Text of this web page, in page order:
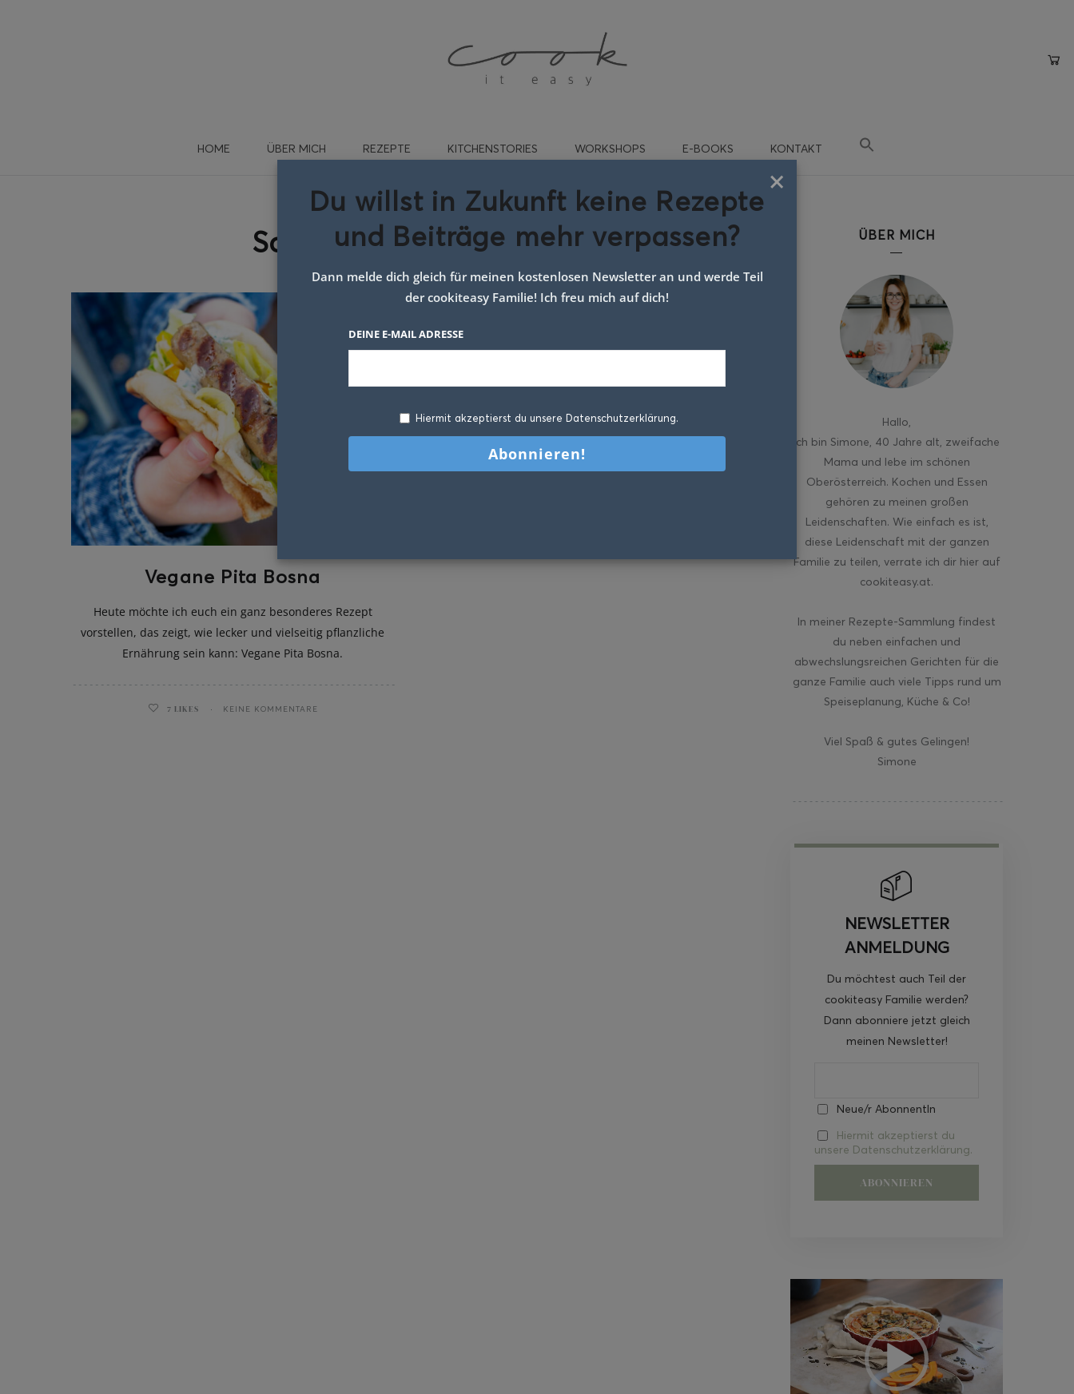
HOME ÜBER MICH REZEPTE KITCHENSTORIES WORKSHOPS E-BOOKS KONTAKT
Schlagwort:Grill vegan
Vegane Pita Bosna
Heute möchte ich euch ein ganz besonderes Rezept
vorstellen, das zeigt, wie lecker und vielseitig pflanzliche
Ernährung sein kann: Vegane Pita Bosna.
7 LIKES KEINE KOMMENTARE
ÜBER MICH
Hallo
ich bin Simone, 40 Jahre alt, zweifache
Mama und lebe im schönen
Oberösterreich. Kochen und Essen
gehören zu meinen großen
Leidenschaften. Wie einfach es ist,
diese Leidenschaft mit der ganzen
Familie zu teilen, verrate ich dir hier auf
cookiteasy.at.
In meiner Rezepte-Sammlung findest
du neben einfachen und
abwechslungsreichen Gerichten für die
ganze Familie auch viele Tipps rund um
Speiseplanung, Küche & Co!
Viel Spaß & gutes Gelingen!
Simone
NEWSLETTER
ANMELDUNG
Du möchtest auch Teil der
cookiteasy Familie werden?
Dann abonniere jetzt gleich
meinen Newsletter!
Neue/r AbonnentIn
Hiermit akzeptierst du
unsere Datenschutzerklärung.
Video-
Player
×
Du willst in Zukunft keine Rezepte
und Beiträge mehr verpassen?
Dann melde dich gleich für meinen kostenlosen Newsletter an und werde Teil
der cookiteasy Familie! Ich freu mich auf dich!
DEINE E-MAIL ADRESSE
Hiermit akzeptierst du unsere Datenschutzerklärung.